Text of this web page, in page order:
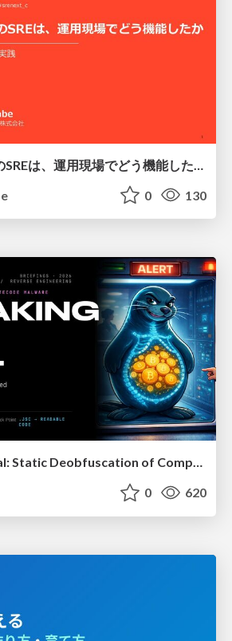
0 130
Breaking the Seal: Static Deobfuscation of Compiled V8 JavaScript Bytecode Malware
0 620